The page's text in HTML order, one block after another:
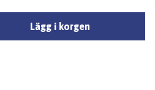
Lägg i korgen